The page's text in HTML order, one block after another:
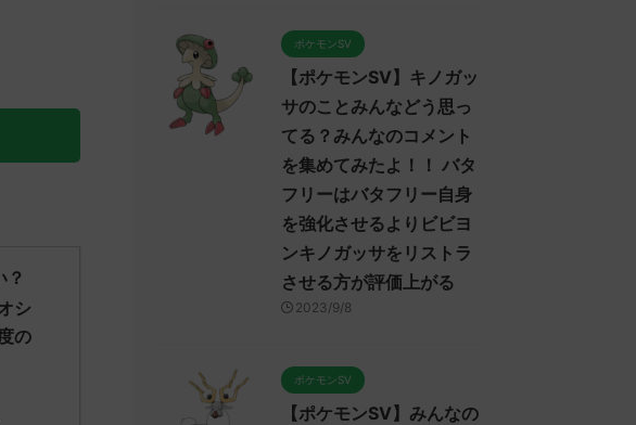
？
シ
の
ポケモンSV
【ポケモンSV】キノガッ
サのことみんなどう思っ
てる？みんなのコメント
を集めてみたよ！！ バタ
フリーはバタフリー自身
を強化させるよりビビヨ
ンキノガッサをリストラ
させる方が評価上がる
2023/9/8
ポケモンSV
【ポケモンSV】みんなの